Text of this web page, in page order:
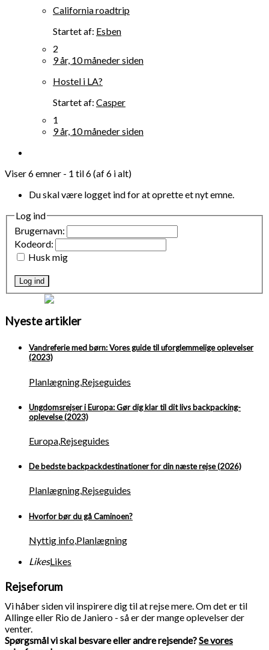
California roadtrip
Startet af: Esben
2
9 år, 10 måneder siden
Hostel i LA?
Startet af: Casper
1
9 år, 10 måneder siden
Viser 6 emner - 1 til 6 (af 6 i alt)
Du skal være logget ind for at oprette et nyt emne.
Log ind
Brugernavn:
Kodeord:
Husk mig
Log ind
Nyeste artikler
Vandreferie med børn: Vores guide til uforglemmelige oplevelser
(2023)
Planlægning Rejseguides
Ungdomsrejser i Europa: Gør dig klar til dit livs backpacking-
oplevelse (2023)
Europa,Rejseguides
De bedste backpackdestinationer for din næste rejse (2026)
Planlægning,Rejseguides
Hvorfor bør du gå Caminoen?
Nyttig info Planlægning
LikesLikes
Rejseforum
Vi håber siden vil inspirere dig til at rejse mere. Om det er til
Allinge eller Rio de Janiero - så er der mange oplevelser der
venter.
Spørgsmål vi skal besvare eller andre rejsende?Se vores